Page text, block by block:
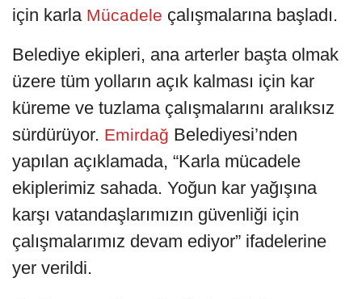
için karla Mücadele çalışmalarına başladı.
Belediye ekipleri, ana arterler başta olmak
üzere tüm yolların açık kalması için kar
küreme ve tuzlama çalışmalarını aralıksız
sürdürüyor. Emirdağ Belediyesi’nden
yapılan açıklamada, “Karla mücadele
ekiplerimiz sahada. Yoğun kar yağışına
karşı vatandaşlarımızın güvenliği için
çalışmalarımız devam ediyor” ifadelerine
yer verildi.